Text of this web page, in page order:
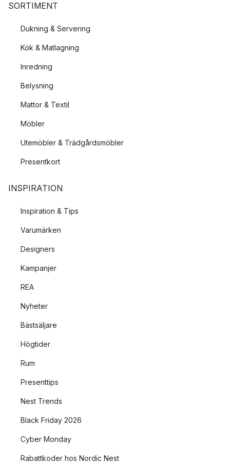
SORTIMENT
Dukning & Servering
Kök & Matlagning
Inredning
Belysning
Mattor & Textil
Möbler
Utemöbler & Trädgårdsmöbler
Presentkort
INSPIRATION
Inspiration & Tips
Varumärken
Designers
Kampanjer
REA
Nyheter
Bästsäljare
Högtider
Rum
Presenttips
Nest Trends
Black Friday 2026
Cyber Monday
Rabattkoder hos Nordic Nest